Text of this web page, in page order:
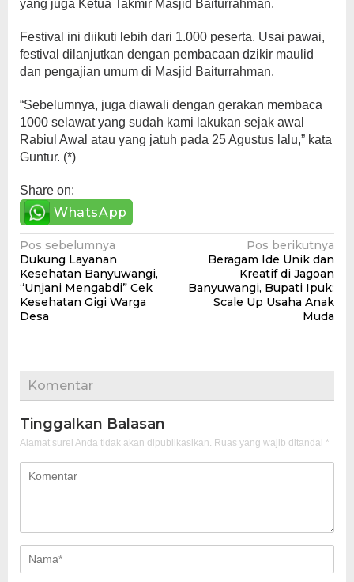
yang juga Ketua Takmir Masjid Baiturrahman.
Festival ini diikuti lebih dari 1.000 peserta. Usai pawai,
festival dilanjutkan dengan pembacaan dzikir maulid
dan pengajian umum di Masjid Baiturrahman.
“Sebelumnya, juga diawali dengan gerakan membaca
1000 selawat yang sudah kami lakukan sejak awal
Rabiul Awal atau yang jatuh pada 25 Agustus lalu,” kata
Guntur. (*)
Share on:
WhatsApp
Navigasi
pos
Pos sebelumnya
Dukung Layanan
Kesehatan Banyuwangi,
“Unjani Mengabdi” Cek
Kesehatan Gigi Warga
Desa
Pos berikutnya
Beragam Ide Unik dan
Kreatif di Jagoan
Banyuwangi, Bupati Ipuk:
Scale Up Usaha Anak
Muda
Komentar
Tinggalkan Balasan
Alamat surel Anda tidak akan dipublikasikan. Ruas yang wajib ditandai *